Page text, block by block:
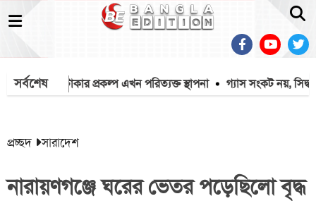
সর্বশেষ
কোটি টাকার প্রকল্প এখন পরিত্যক্ত স্থাপনা গ্যাস সংকট নয়,
প্রচ্ছদ সারাদেশ
নারায়ণগঞ্জে ঘরের ভেতর পড়েছিলো বৃদ্ধ